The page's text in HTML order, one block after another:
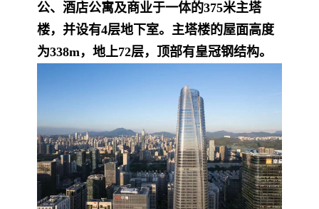
公、酒店公寓及商业于一体的375米主塔
楼，并设有4层地下室。主塔楼的屋面高度
为338m，地上72层，顶部有皇冠钢结构。